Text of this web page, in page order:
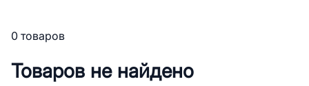
0 товаров
Товаров не найдено